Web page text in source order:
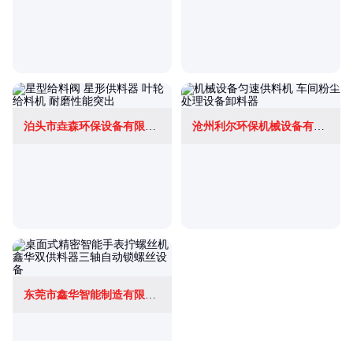
泊头市垚森环保设备有限公司 沧州利尔环保机械设备有限公司
东莞市鑫华智能制造有限公司